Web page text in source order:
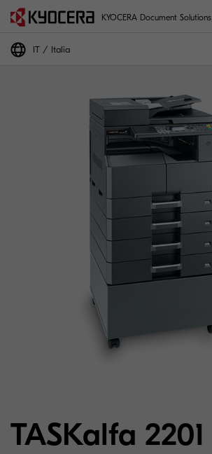
KYOCERA Document Solutions
IT Italia
TASKalfa 2201